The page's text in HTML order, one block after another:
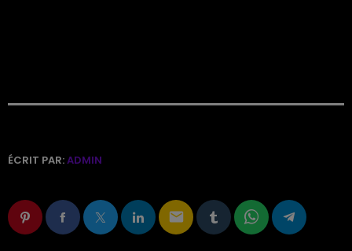
ÉCRIT PAR:ADMIN
email